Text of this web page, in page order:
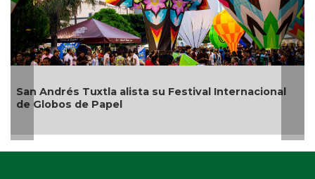
Tuxtla alista su Festival Internacional
de Papel
¿Con o